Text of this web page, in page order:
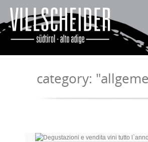
category: